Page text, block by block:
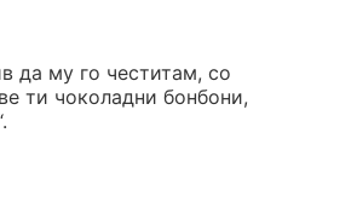
да му го честитам, со
ти чоколадни бонбони,